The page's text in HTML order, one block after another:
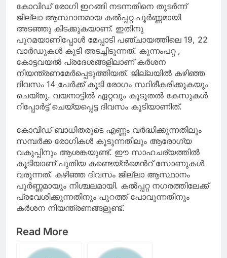
കോവിഡ് രോഗി ഇറങ്ങി നടന്നതിനെ തുടര്‍ന്ന്
ജില്ലാ ആസ്ഥാനമായ കല്‍പ്പറ്റ പൂര്‍ണ്ണമായി
അടഞ്ഞു കിടക്കുകയാണ്. ഇതിനു
പുറമയാണിപ്പോള്‍ മേപ്പാടി പഞ്ചായത്തിലെ 19, 22
വാര്‍ഡുകള്‍ കൂടി അടച്ചിടുന്നത്. കുന്നംപറ്റ ,
കോട്ടവയല്‍ പ്രദേശങ്ങളിലാണ് കര്‍ശന
നിയന്ത്രണമേര്‍പ്പെടുത്തിയത്. ജില്ലയില്‍ കഴിഞ്ഞ
ദിവസം 14 പേര്‍ക്ക് കൂടി രോഗം സ്ഥിരീകരിക്കുകയും
ചെയ്തു. വയനാട്ടില്‍ ഏറ്റവും കൂടുതല്‍ കേസുകള്‍
റിപ്പോര്‍ട്ട് ചെയ്യപ്പെട്ട ദിവസം കൂടിയാണിത്.
കോവിഡ് ബാധിതരുടെ എണ്ണം വര്‍ദ്ധിക്കുന്നതിലും
സമ്പര്‍ക്ക രോഗികള്‍ കൂടുന്നതിലും ആരോഗ്യ
വകുപ്പിനും ആശങ്കയുണ്ട്. ഈ സാഹചര്യത്തില്‍
കൂടിയാണ് പുതിയ കണ്ടെയ്ന്‍‍മെന്‍റ് സോണുകള്‍
വരുന്നത്. കഴിഞ്ഞ ദിവസം ജില്ലാ ആസ്ഥാനം
പൂര്‍ണ്ണമായും നിശ്ചലമായി. കല്‍പ്പറ്റ നഗരത്തിലേക്ക്
പ്രവേശിക്കുന്നതിനും പുറത്ത് പോവുന്നതിനും
കര്‍ശന നിയന്ത്രണങ്ങളുണ്ട്.
Read More